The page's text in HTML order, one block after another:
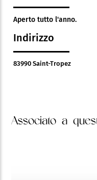
Aperto tutto l'anno.
Indirizzo
83990 Saint-Tropez
Associato a